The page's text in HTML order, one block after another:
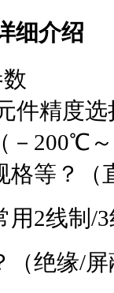
细介绍
件精度
200℃
等？（
2线制/
绝缘/屏